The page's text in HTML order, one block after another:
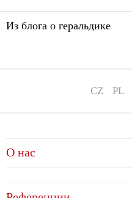
Из блога о геральдике
CZ PL
О нас